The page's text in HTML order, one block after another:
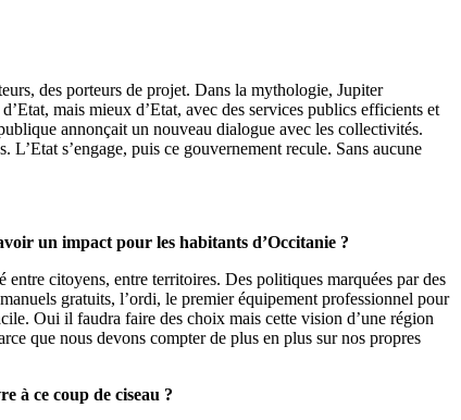
des porteurs de projet. Dans la mythologie, Jupiter
mais mieux d’Etat, avec des services publics efficients et
annonçait un nouveau dialogue avec les collectivités.
s’engage, puis ce gouvernement recule. Sans aucune
un impact pour les habitants d’Occitanie ?
citoyens, entre territoires. Des politiques marquées par des
gratuits, l’ordi, le premier équipement professionnel pour
Oui il faudra faire des choix mais cette vision d’une région
que nous devons compter de plus en plus sur nos propres
à ce coup de ciseau ?